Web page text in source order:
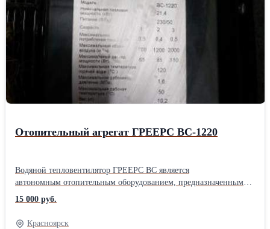
Отопительный агрегат ГРЕЕРС ВС-1220
Водяной тепловентилятор ГРЕЕРС ВС является
автономным отопительным оборудованием, предназначенным
для отопления складов, цехов, производственных зданий.
15 000 руб.
Красноярск